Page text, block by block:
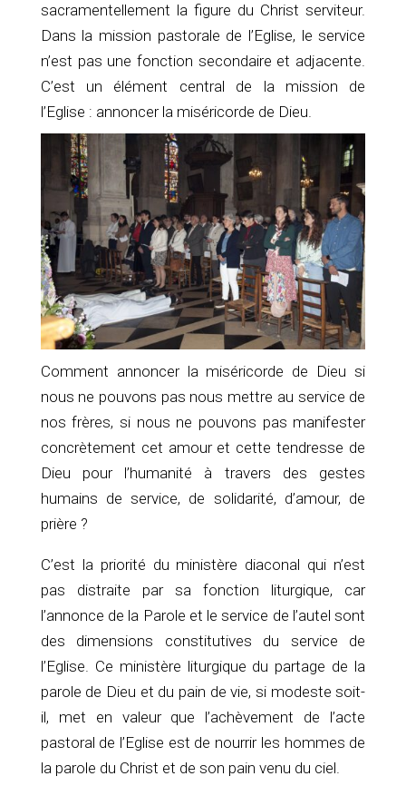
sacramentellement la figure du Christ serviteur.
Dans la mission pastorale de l’Eglise, le service
n’est pas une fonction secondaire et adjacente.
C’est un élément central de la mission de
l’Eglise : annoncer la miséricorde de Dieu.
Comment annoncer la miséricorde de Dieu si
nous ne pouvons pas nous mettre au service de
nos frères, si nous ne pouvons pas manifester
concrètement cet amour et cette tendresse de
Dieu pour l’humanité à travers des gestes
humains de service, de solidarité, d’amour, de
prière ?
C’est la priorité du ministère diaconal qui n’est
pas distraite par sa fonction liturgique, car
l’annonce de la Parole et le service de l’autel sont
des dimensions constitutives du service de
l’Eglise. Ce ministère liturgique du partage de la
parole de Dieu et du pain de vie, si modeste soit-
il, met en valeur que l’achèvement de l’acte
pastoral de l’Eglise est de nourrir les hommes de
la parole du Christ et de son pain venu du ciel.